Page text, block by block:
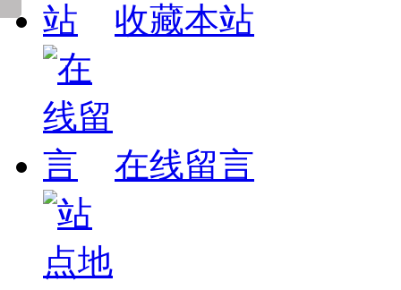
收藏本站
在线留言